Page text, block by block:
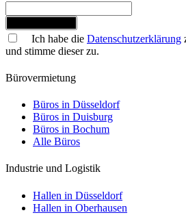
Ich habe die Datenschutzerklärung
und stimme dieser zu.
Bürovermietung
Büros in Düsseldorf
Büros in Duisburg
Büros in Bochum
Alle Büros
Industrie und Logistik
Hallen in Düsseldorf
Hallen in Oberhausen